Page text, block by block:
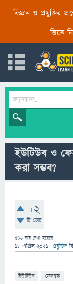
বিজ্ঞান ও প্রযুক্তির
জিতে
ইউটিউব ও
করা সম্ভব?
+2
টি ভোট
546 বার দেখা হয়েছে
18 এপ্রিল 2021 "প্রযুক্তি"
ইউটিউব ফেসবুক